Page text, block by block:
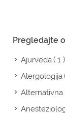
Pregledajte
Ajurveda( 1 )
Alergologija